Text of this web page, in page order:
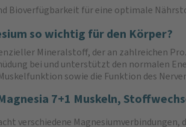
Bioverfügbarkeit für eine optimale
so wichtig für den Körper?
Mineralstoff, der an zahlreichen
bei und unterstützt den normalen
sowie die Funktion des
7+1 Muskeln,
verschiedene Magnesiumverbindungen,